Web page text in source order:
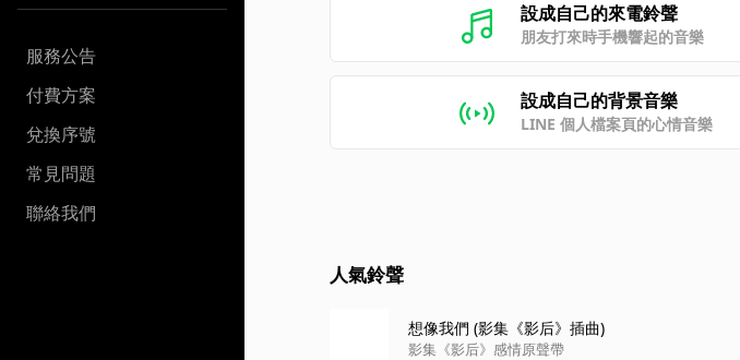
服務公告
付費方案
兌換序號
常見問題
聯絡我們
設成自己的來電鈴聲
朋友打來時手機響起的音樂
設成自己的背景音樂
LINE 個人檔案頁的心情音樂
人氣鈴聲
想像我們 (影集《影后》插曲)
影集《影后》感情原聲帶